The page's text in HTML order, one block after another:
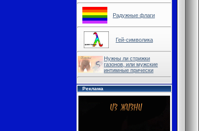
Радужные флаги
Гей-символика
Нужны ли стрижки
газонов, или мужские
интимные прически
Реклама